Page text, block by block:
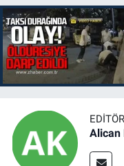
Alican